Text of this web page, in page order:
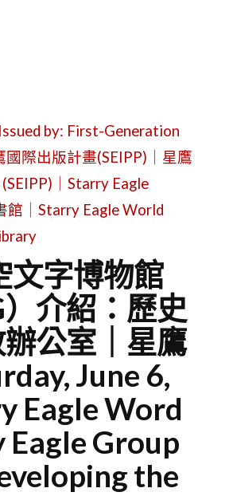
by: First-Generation
國際出版計畫(SEIPP)｜星鷹
｜Starry Eagle
｜Starry Eagle World
文字博物館
）介紹：歷史
公室｜星鷹
June 6,
Eagle Word
Eagle Group
the